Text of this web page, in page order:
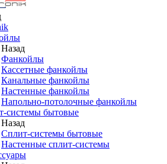
Назад
Фанкойлы
Кассетные фанкойлы
Канальные фанкойлы
Настенные фанкойлы
Напольно-потолочные фанкойлы
системы бытовые
Назад
Сплит-системы бытовые
Настенные сплит-системы